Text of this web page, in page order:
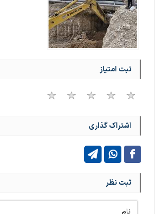
ثبت امتیاز
اشتراک گذاری
ثبت نظر